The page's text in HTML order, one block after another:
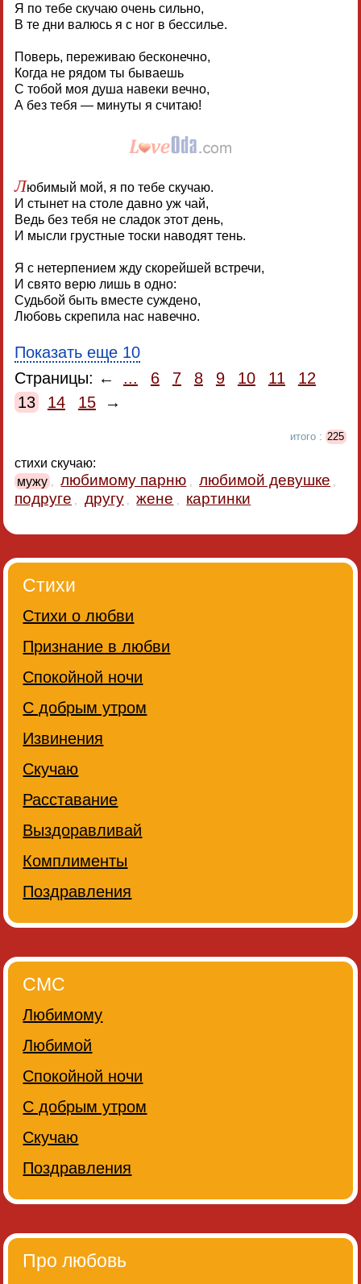
Я по тебе скучаю очень сильно,
В те дни валюсь я с ног в бессилье.
Поверь, переживаю бесконечно,
Когда не рядом ты бываешь
С тобой моя душа навеки вечно,
А без тебя — минуты я считаю!
Любимый мой, я по тебе скучаю.
И стынет на столе давно уж чай,
Ведь без тебя не сладок этот день,
И мысли грустные тоски наводят тень.
Я с нетерпением жду скорейшей встречи,
И свято верю лишь в одно:
Судьбой быть вместе суждено,
Любовь скрепила нас навечно.
Показать еще 10
Страницы: ←
... 6 7 8 9 10 11
12
13
14 15 →
итого : 225
стихи скучаю:
мужу , любимому парню , любимой девушке ,
подруге , другу , жене , картинки
Стихи
Стихи о любви
Признание в любви
Спокойной ночи
С добрым утром
Извинения
Скучаю
Расставание
Выздоравливай
Комплименты
Поздравления
СМС
Любимому
Любимой
Спокойной ночи
С добрым утром
Скучаю
Поздравления
Про любовь